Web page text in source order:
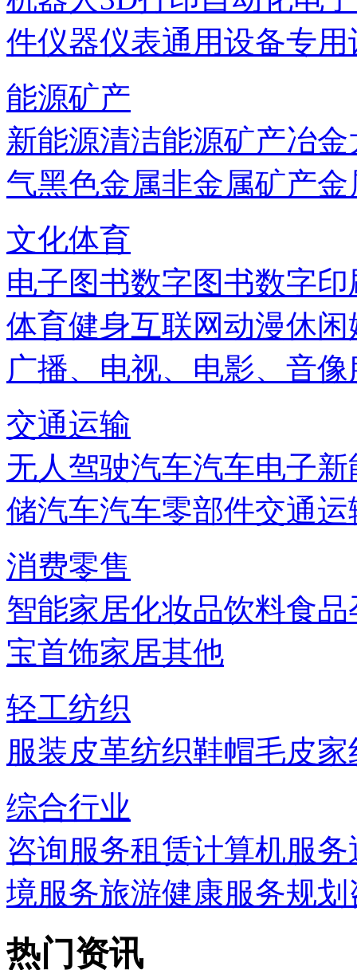
件仪器仪表通用设备专用
能源矿产
新能源清洁能源矿产冶金
气黑色金属非金属矿产金
文化体育
电子图书数字图书数字印
体育健身互联网动漫休闲
广播、电视、电影、音像
交通运输
无人驾驶汽车汽车电子新
储汽车汽车零部件交通
消费零售
智能家居化妆品饮料食品
宝首饰家居其他
轻工纺织
服装皮革纺织鞋帽毛皮家
综合行业
咨询服务租赁计算机服务
境服务旅游健康服务规划
热门资讯